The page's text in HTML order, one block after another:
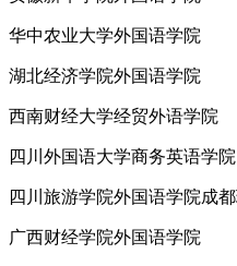
华中农业大学外国语学院
湖北经济学院外国语学院
西南财经大学经贸外语学院
四川外国语大学商务英语学院
四川旅游学院外国语学院成
广西财经学院外国语学院